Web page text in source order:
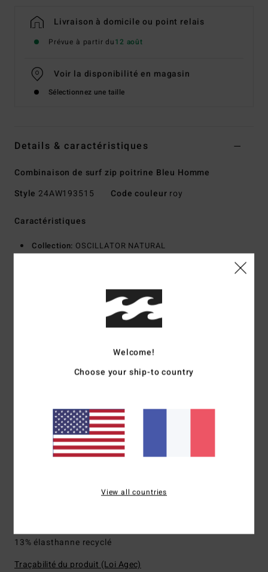
Livraison à domicile ou point relais
Prévue à partir du12 août
Voir la disponibilité en magasin
Sélectionnez une taille
Details & caractéristiques
Combinaison de surf zip poitrine Bleu Homme
Style 24AW193515 Code couleur roy
Caractéristiques
Collection: OSCILLATOR NATURAL
CAOUTCHOUC NATUREL - fabriqué à
partir de 85 % de caoutchouc naturel et de 15 % d’additifs
Modèle sans néoprène
GRAPHENE+, prix Nobel pour la chaleur
Épaisseur :3/2mm
Fermeture :fermeture chest zip
Coutures extérieures GBS [coutures GBS collées puis
cousues à point invisible] pour une flexibilité maximale et
13% élasthanne recyclé
Traçabilité du produit (Loi Agec)
Welcome!
Choose your ship-to country
View all countries